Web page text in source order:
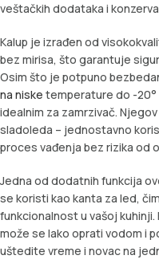
veštačkih dodataka i
Kalup je izrađen od
bez mirisa, što garantuje
Osim što je potpuno
na niske temperature do -20°
idealnim za zamrzivač.
sladoleda – jednostavno
proces vađenja bez rizika od
Jedna od dodatnih funkcija
se koristi kao kanta za led,
funkcionalnost u vašoj
može se lako oprati vodom i
uštedite vreme i novac na